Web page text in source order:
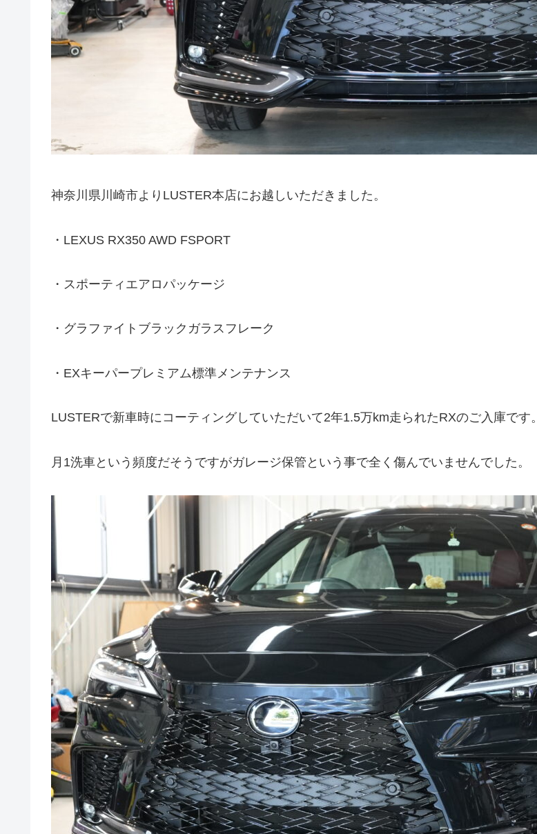
神奈川県川崎市よりLUSTER本店にお越しいただきました。
・LEXUS RX350 AWD FSPORT
・スポーティエアロパッケージ
・グラファイトブラックガラスフレーク
・EXキーパープレミアム標準メンテナンス
LUSTERで新車時にコーティングしていただいて2年1.5万km走られたRXのご入庫です。
月1洗車という頻度だそうですがガレージ保管という事で全く傷んでいませんでした。